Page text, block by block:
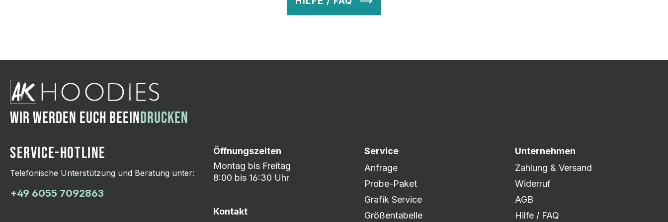
Wir ändern das Motiv so lange ab, bis Ihr zu 100% zufrieden seid. Danach wird es zum Druck freigegeben und die
WIR WERDEN EUCH BEEINDRUCKEN
SERVICE-HOTLINE
Telefonische Unterstützung und Beratung unter:
+49 6055 7092863
Öffnungszeiten
Montag bis Freitag
8:00 bis 16:30 Uhr
Kontakt
Service
Anfrage
Probe-Paket
Grafik Service
Größentabelle
Unternehmen
Zahlung & Versand
Widerruf
AGB
Hilfe / FAQ